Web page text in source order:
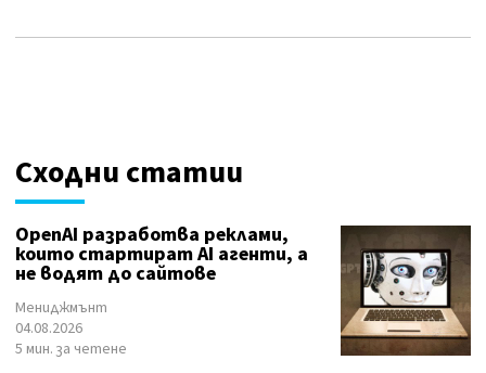
Сходни статии
OpenAI разработва реклами,
които стартират AI агенти, а
не водят до сайтове
Мениджмънт
04.08.2026
5 мин. за четене